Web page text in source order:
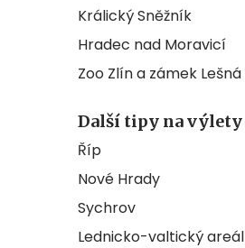
Králický Sněžník
Hradec nad Moravicí
Zoo Zlín a zámek Lešná
Další tipy na výlety
Říp
Nové Hrady
Sychrov
Lednicko-valtický areál